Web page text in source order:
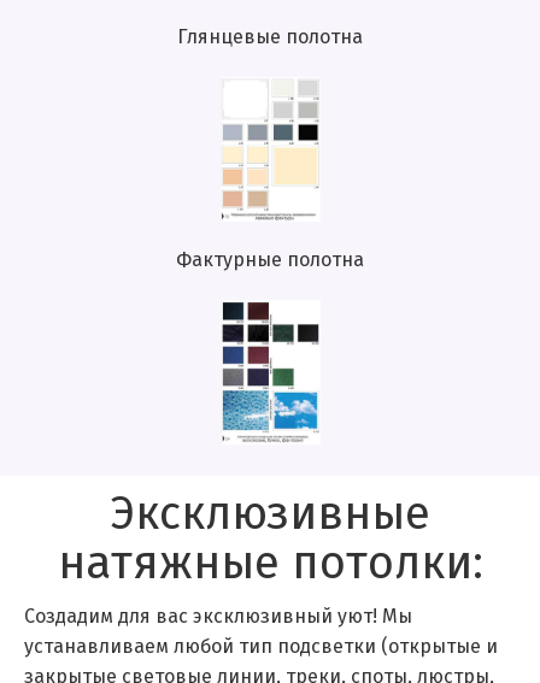
Глянцевые полотна
Фактурные полотна
Эксклюзивные
натяжные потолки:
Создадим для вас эксклюзивный уют! Мы
устанавливаем любой тип подсветки (открытые и
закрытые световые линии, треки, споты, люстры,